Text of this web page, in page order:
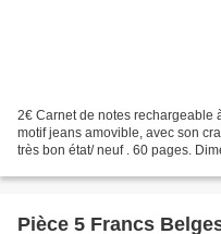
2€ Carnet de notes rechargeable
motif jeans amovible, avec son
très bon état/ neuf . 60 pages.
Pièce 5 Francs